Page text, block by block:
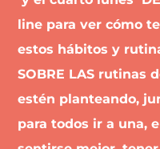
line para ver cómo
estos hábitos y
SOBRE LAS rutinas
estén planteando,
para todos ir a una,